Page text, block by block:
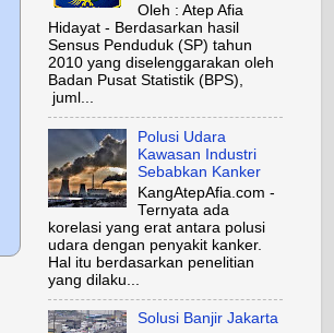
Oleh : Atep Afia
Hidayat - Berdasarkan hasil
Sensus Penduduk (SP) tahun
2010 yang diselenggarakan oleh
Badan Pusat Statistik (BPS),
juml...
Polusi Udara
Kawasan Industri
Sebabkan Kanker
KangAtepAfia.com -
Ternyata ada
korelasi yang erat antara polusi
udara dengan penyakit kanker.
Hal itu berdasarkan penelitian
yang dilaku...
Solusi Banjir Jakarta